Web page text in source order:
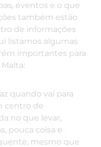
eventos e o que
também estão
de informações
listamos algumas
importantes para
quando vai para
centro de
no que levar,
pouca coisa e
mesmo que